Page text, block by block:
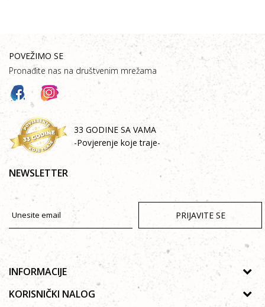
POVEŽIMO SE
Pronađite nas na društvenim mrežama
33 GODINE SA VAMA
-Povjerenje koje traje-
NEWSLETTER
PRIJAVITE SE
INFORMACIJE
O nama
KORISNIČKI NALOG